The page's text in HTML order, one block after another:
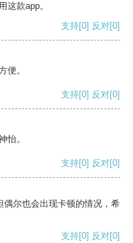
这款app。
支持[0] 反对[0]
便。
支持[0] 反对[0]
怡。
支持[0] 反对[0]
偶尔也会出现卡顿的情况，希
支持[0] 反对[0]